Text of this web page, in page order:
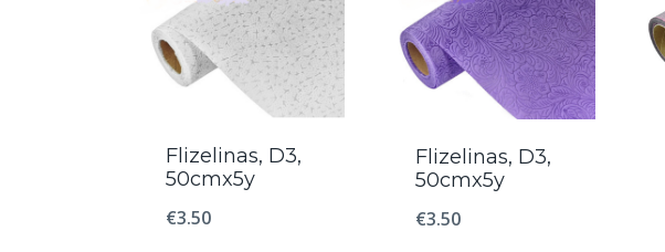
Flizelinas, D3,
50cmx5y
€3.50
Flizelinas, D3,
50cmx5y
€3.50